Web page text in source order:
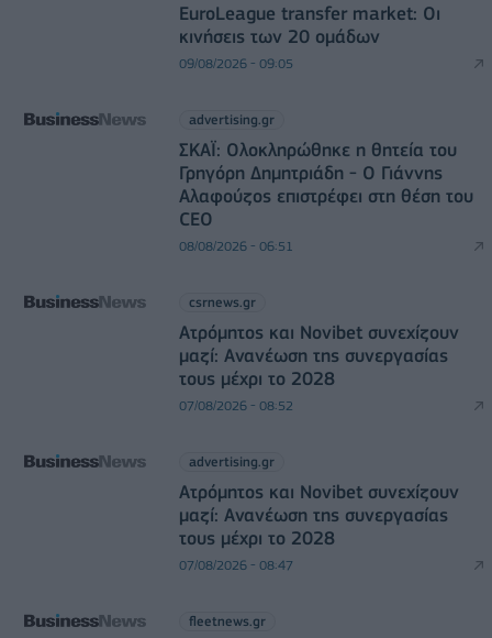
EuroLeague transfer market: Οι
κινήσεις των 20 ομάδων
09/08/2026 - 09:05
advertising.gr
ΣΚΑΪ: Ολοκληρώθηκε η θητεία του
Γρηγόρη Δημητριάδη - Ο Γιάννης
Αλαφούζος επιστρέφει στη θέση του
CEO
08/08/2026 - 06:51
csrnews.gr
Ατρόμητος και Novibet συνεχίζουν
μαζί: Ανανέωση της συνεργασίας
τους μέχρι το 2028
07/08/2026 - 08:52
advertising.gr
Ατρόμητος και Novibet συνεχίζουν
μαζί: Ανανέωση της συνεργασίας
τους μέχρι το 2028
07/08/2026 - 08:47
fleetnews.gr